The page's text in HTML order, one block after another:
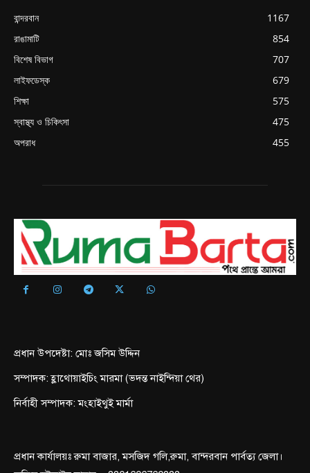
বান্দরবান
1167
রাঙামাটি
854
বিশেষ বিভাগ
707
লাইফডেস্ক
679
শিক্ষা
575
স্বাস্থ্য ও চিকিৎসা
475
অপরাধ
455
প্রধান উপদেষ্টা: মোঃ জসিম উদ্দিন
সম্পাদক: হ্লাথোয়াইচিং মারমা (ভদন্ত নাইন্দিয়া থের)
নির্বাহী সম্পাদক: মংহাইথুই মার্মা
প্রধান কার্যালয়ঃ রুমা বাজার, মসজিদ গলি,রুমা, বান্দরবান পার্বত্য জেলা।